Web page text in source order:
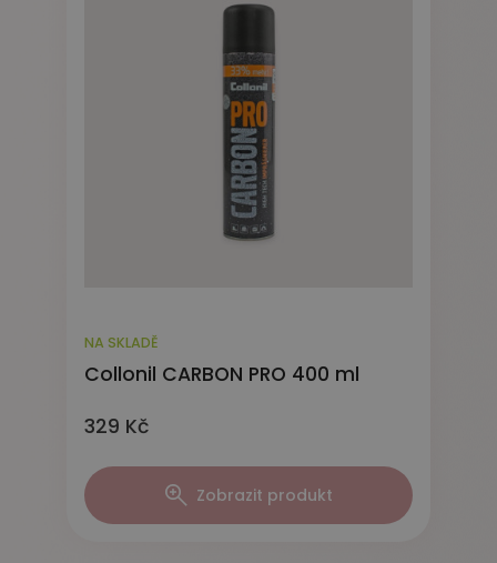
NA SKLADĚ
Collonil CARBON PRO 400 ml
329 Kč
Zobrazit produkt